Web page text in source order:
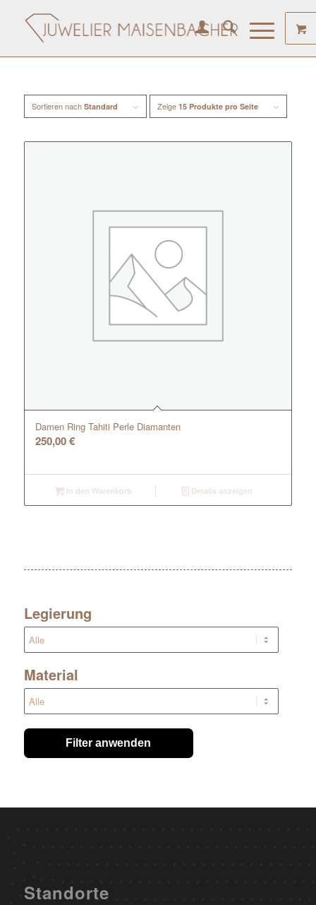
Sortieren nach Standard Zeige 15 Produkte pro Seite
Damen Ring Tahiti Perle Diamanten
250,00€
In den Warenkorb Details anzeigen
Legierung
Material
Filter anwenden
Standorte